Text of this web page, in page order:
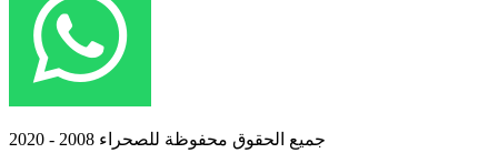
جميع الحقوق محفوظة للصحراء 2008 - 2020